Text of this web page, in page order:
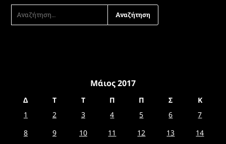
ΑΝΑΖΉΤΗΣΗ
ΓΙΑ:
Μάιος 2017
Δ Τ Τ Π Π Σ
Κ
1
2 3 4 5 6
7
8
9 10 11 12 13
14